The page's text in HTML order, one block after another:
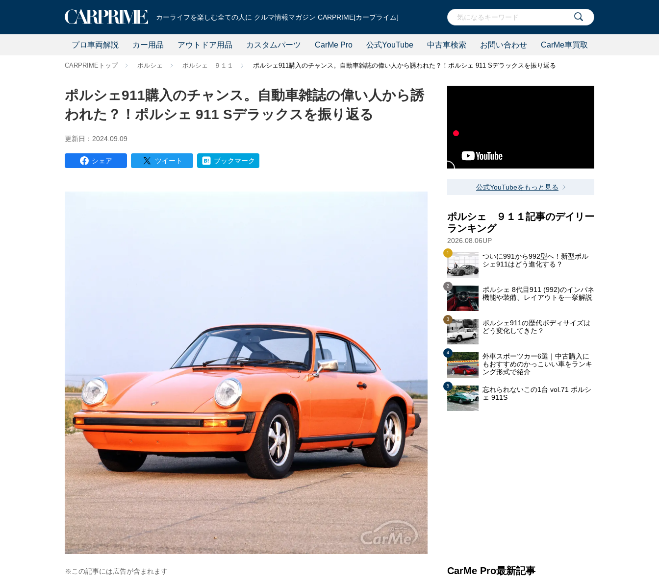
カーライフを楽しむ全ての人に クルマ情報マガジン CARPRIME[カープライム]
プロ車両解説 カー用品 アウトドア用品 カスタムパーツ CarMe Pro 公式YouTube 中古車検索 お問い合わせ CarMe車買取
CARPRIMEトップ ポルシェ ポルシェ ９１１ ポルシェ911購入のチャンス。自動車雑誌の偉い人から誘われた？！ポルシェ 911 Sデラックスを振り返る
ポルシェ911購入のチャンス。自動車雑誌の偉い人から誘
われた？！ポルシェ 911 Sデラックスを振り返る
更新日：2024.09.09
シェア ツイート ブックマーク
※この記事には広告が含まれます
公式YouTubeをもっと見る
ポルシェ ９１１記事のデイリー
ランキング
2026.08.06UP
ついに991から992型へ！新型ポル
シェ911はどう進化する？
ポルシェ 8代目911 (992)のインパネ
機能や装備、レイアウトを一挙解説
ポルシェ911の歴代ボディサイズは
どう変化してきた？
外車スポーツカー6選｜中古購入に
もおすすめのかっこいい車をランキ
ング形式で紹介
忘れられないこの1台 vol.71 ポルシ
ェ 911S
CarMe Pro最新記事